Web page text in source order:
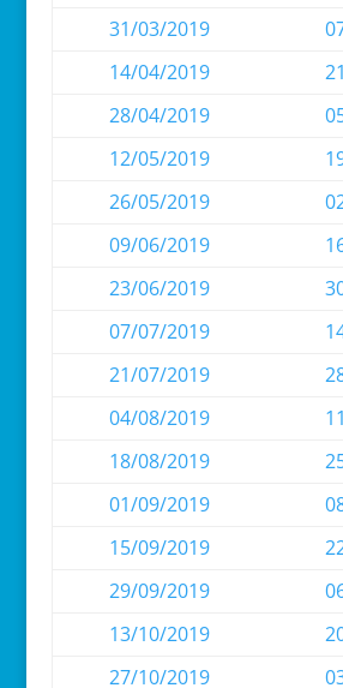
31/03/2019
14/04/2019
28/04/2019
12/05/2019
26/05/2019
09/06/2019
23/06/2019
07/07/2019
21/07/2019
04/08/2019
18/08/2019
01/09/2019
15/09/2019
29/09/2019
13/10/2019
27/10/2019